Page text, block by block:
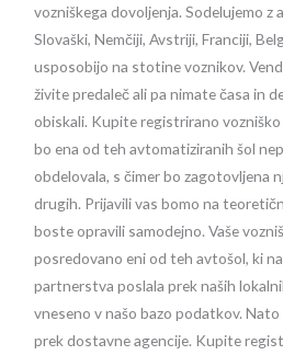
vozniškega dovoljenja. Sodelujemo z
Slovaški, Nemčiji, Avstriji, Franciji,
usposobijo na stotine voznikov.
živite predaleč ali pa nimate časa in
obiskali. Kupite registrirano vozniško
bo ena od teh avtomatiziranih šol
obdelovala, s čimer bo zagotovljena
drugih. Prijavili vas bomo na
boste opravili samodejno. Vaše
posredovano eni od teh avtošol, ki
partnerstva poslala prek naših
vneseno v našo bazo podatkov.
prek dostavne agencije. Kupite